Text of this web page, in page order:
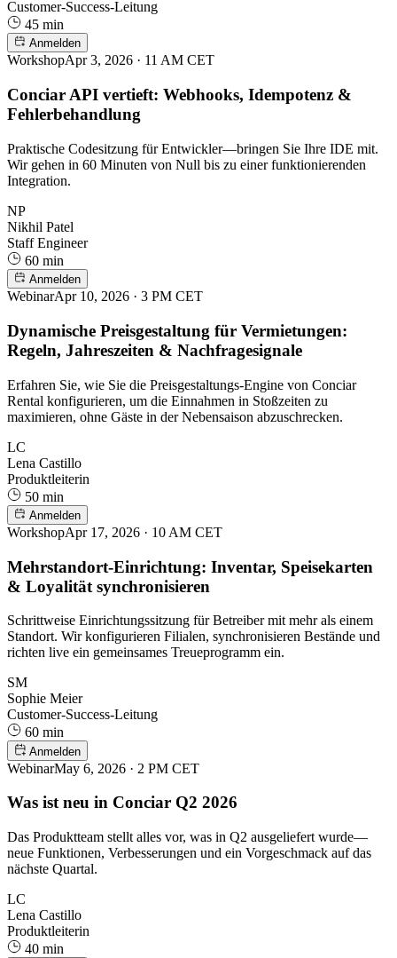
Customer-Success-Leitung
45 min
Anmelden
WorkshopApr 3, 2026 · 11 AM CET
Conciar API vertieft: Webhooks, Idempotenz &
Fehlerbehandlung
Praktische Codesitzung für Entwickler—bringen Sie Ihre IDE mit.
Wir gehen in 60 Minuten von Null bis zu einer funktionierenden
Integration.
NP
Nikhil Patel
Staff Engineer
60 min
Anmelden
WebinarApr 10, 2026 · 3 PM CET
Dynamische Preisgestaltung für Vermietungen:
Regeln, Jahreszeiten & Nachfragesignale
Erfahren Sie, wie Sie die Preisgestaltungs-Engine von Conciar
Rental konfigurieren, um die Einnahmen in Stoßzeiten zu
maximieren, ohne Gäste in der Nebensaison abzuschrecken.
LC
Lena Castillo
Produktleiterin
50 min
Anmelden
WorkshopApr 17, 2026 · 10 AM CET
Mehrstandort-Einrichtung: Inventar, Speisekarten
& Loyalität synchronisieren
Schrittweise Einrichtungssitzung für Betreiber mit mehr als einem
Standort. Wir konfigurieren Filialen, synchronisieren Bestände und
richten live ein gemeinsames Treueprogramm ein.
SM
Sophie Meier
Customer-Success-Leitung
60 min
Anmelden
WebinarMay 6, 2026 · 2 PM CET
Was ist neu in Conciar Q2 2026
Das Produktteam stellt alles vor, was in Q2 ausgeliefert wurde—
neue Funktionen, Verbesserungen und ein Vorgeschmack auf das
nächste Quartal.
LC
Lena Castillo
Produktleiterin
40 min